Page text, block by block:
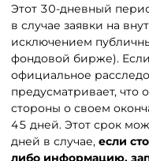
Этот 30-дневный
в случае заявки на
исключением
фондовой бирже).
официальное
предусматривает,
стороны о своем
45 дней. Этот срок
дней в случае, если
либо информацию,